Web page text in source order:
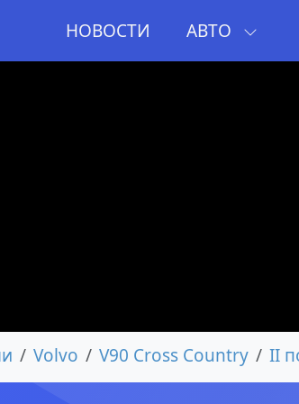
НОВОСТИ АВТО
Volvo V90 Cross Country II